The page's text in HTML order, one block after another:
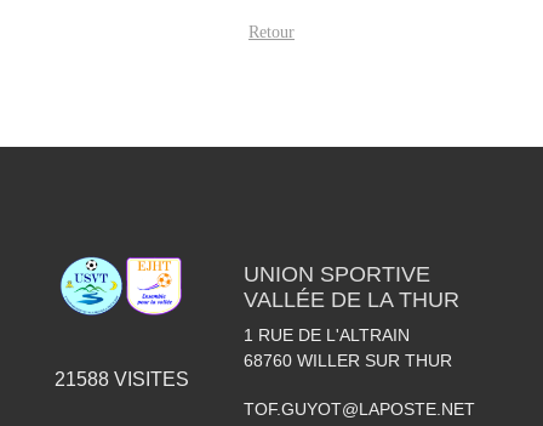
Retour
21588VISITES
UNION SPORTIVE
VALLÉE DE LA THUR
1 RUE DE L'ALTRAIN
68760 WILLER SUR THUR
TOF.GUYOT@LAPOSTE.NET